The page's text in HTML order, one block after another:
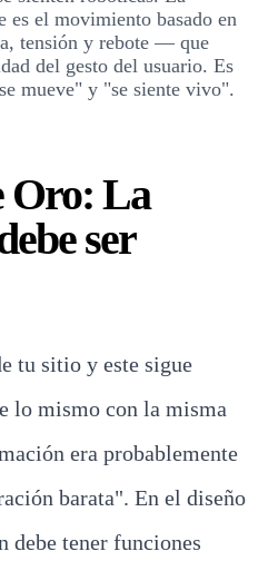
es el movimiento basado en
tensión y rebote — que
del gesto del usuario. Es
mueve" y "se siente vivo".
Oro: La
ser
tu sitio y este sigue
lo mismo con la misma
era probablemente
barata". En el diseño
debe tener funciones